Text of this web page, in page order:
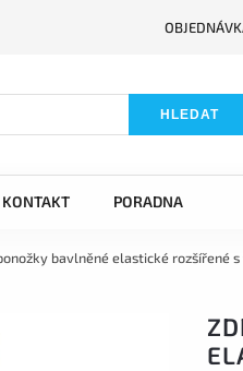
HLEDAT
KONTAKT PORADNA
bavlněné elastické rozšířené s